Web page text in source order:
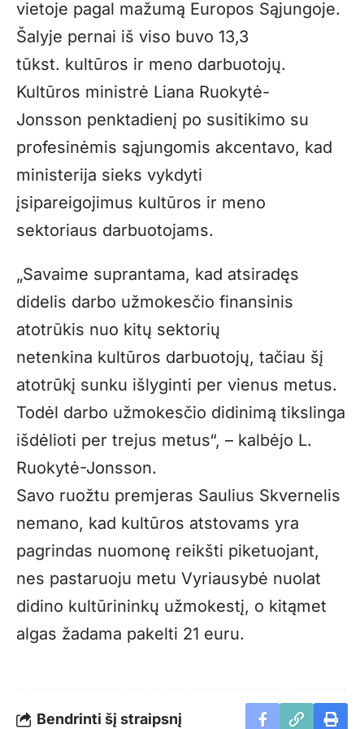
vietoje pagal mažumą Europos Sąjungoje.
Šalyje pernai iš viso buvo 13,3
tūkst. kultūros ir meno darbuotojų.
Kultūros ministrė Liana Ruokytė-
Jonsson penktadienį po susitikimo su
profesinėmis sąjungomis akcentavo, kad
ministerija sieks vykdyti
įsipareigojimus kultūros ir meno
sektoriaus darbuotojams.
„Savaime suprantama, kad atsiradęs
didelis darbo užmokesčio finansinis
atotrūkis nuo kitų sektorių
netenkina kultūros darbuotojų, tačiau šį
atotrūkį sunku išlyginti per vienus metus.
Todėl darbo užmokesčio didinimą tikslinga
išdėlioti per trejus metus“, – kalbėjo L.
Ruokytė-Jonsson.
Savo ruožtu premjeras Saulius Skvernelis
nemano, kad kultūros atstovams yra
pagrindas nuomonę reikšti piketuojant,
nes pastaruoju metu Vyriausybė nuolat
didino kultūrininkų užmokestį, o kitąmet
algas žadama pakelti 21 euru.
Bendrinti šį straipsnį